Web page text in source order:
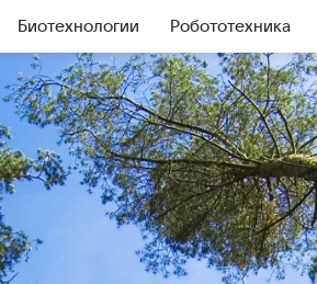
Биотехнологии Робототехника